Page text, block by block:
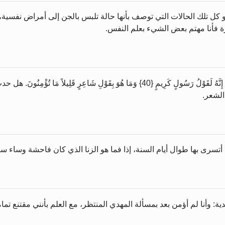
تلك الحالات التي توصف بأنها حالة تلبس بالجن إلى أمراض
فأنا مهتم بعض الشيء بعلم النفس.
وَمَا عَلَّمْنَاهُ الشِّعْرَ وَمَا يَنبَغِي لَهُ إِنْ هُوَ إِلَّا ذِكْرٌ وَقُرْآنٌ مُّبِينٌ. إِنَّهُ لَقَوْلُ رَسُولٍ كَرِيمٍ
الشعر.
وأنا لم أؤمن بعد بمسألة المهدي المنتظر، مع العلم بأنني مقتنع